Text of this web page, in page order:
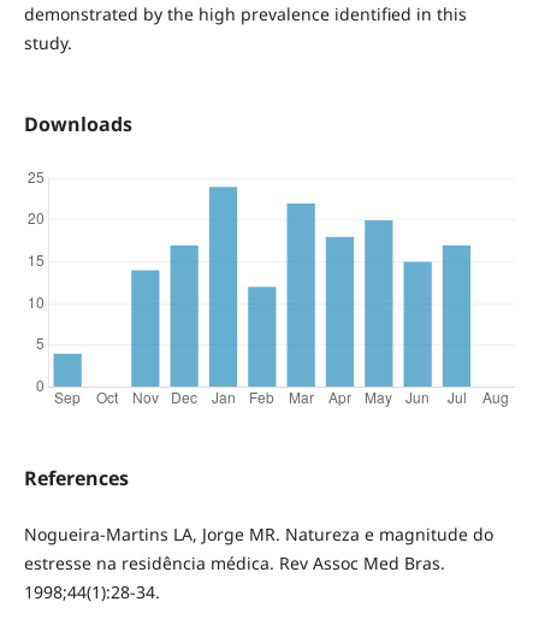
demonstrated by the high prevalence identified in this
study.
Downloads
References
Nogueira-Martins LA, Jorge MR. Natureza e magnitude do
estresse na residência médica. Rev Assoc Med Bras.
1998;44(1):28-34.